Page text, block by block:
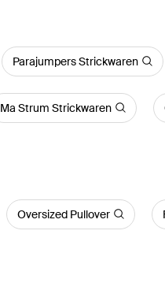
Parajumpers Strickwaren
Ma Strum Strickwaren
Oversized Pullover